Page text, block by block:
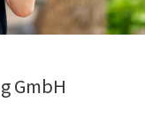
GmbH